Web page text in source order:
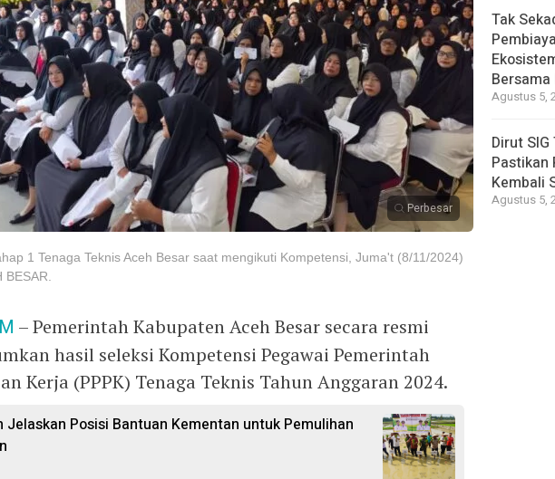
Perbesar
1 Tenaga Teknis Aceh Besar saat mengikuti Kompetensi, Juma't (8/11/2024)
– Pemerintah Kabupaten Aceh Besar secara resmi
hasil seleksi Kompetensi Pegawai Pemerintah
Kerja (PPPK) Tenaga Teknis Tahun Anggaran 2024.
Jelaskan Posisi Bantuan Kementan untuk Pemulihan
Tak
Agustus 5,
Dirut
Pastikan
Kembali
Agustus 5,